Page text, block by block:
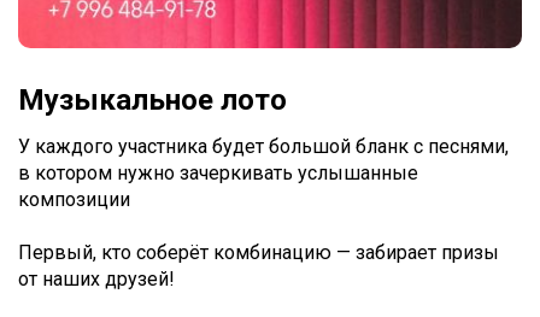
Музыкальное лото
У каждого участника будет большой бланк с песнями,
в котором нужно зачеркивать услышанные
композиции
Первый, кто соберёт комбинацию — забирает призы
от наших друзей!